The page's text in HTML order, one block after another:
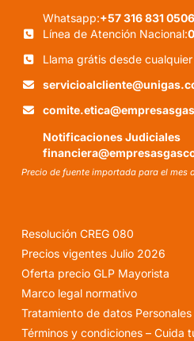
Whatsapp:+57 316 831 0506
Línea de Atención Nacional:
Llama grátis desde
Notificaciones Judiciales
Precio de fuente importada para el mes
Resolución CREG 080
Precios vigentes Julio 2026
Oferta precio GLP Mayorista
Marco legal normativo
Tratamiento de datos Personales
Términos y condiciones – Cuida